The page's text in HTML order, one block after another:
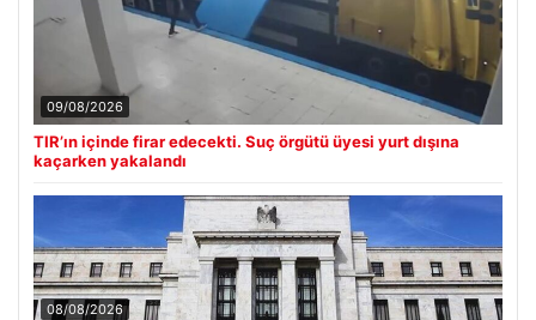
09/08/2026
TIR’ın içinde firar edecekti. Suç örgütü üyesi yurt dışına
kaçarken yakalandı
08/08/2026